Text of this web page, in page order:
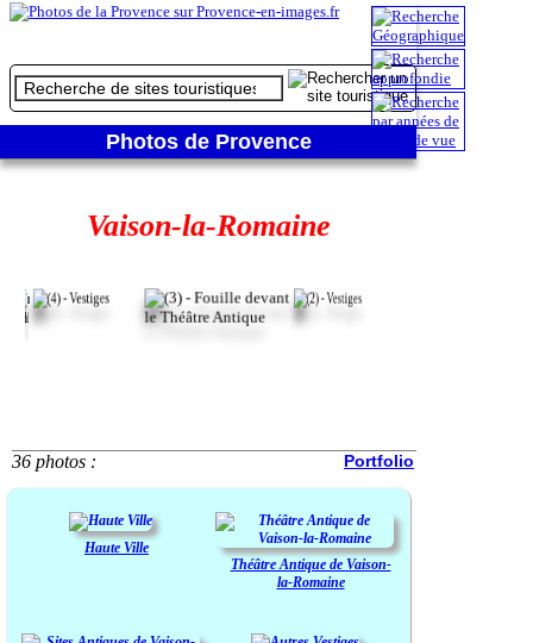
Photos de Provence
Vaison-la-Romaine
36 photos : Portfolio
Haute Ville
Théâtre Antique de Vaison-
la-Romaine